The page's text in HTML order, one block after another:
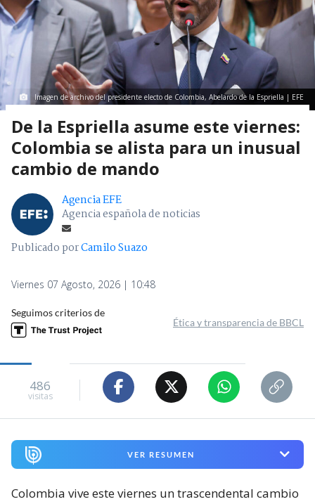
Imagen de archivo del presidente electo de Colombia, Abelardo de la Espriella | EFE
De la Espriella asume este viernes:
Colombia se alista para un inusual
cambio de mando
Agencia EFE
Agencia española de noticias
Publicado porCamilo Suazo
Viernes 07 Agosto, 2026 | 10:48
Seguimos criterios de
Ética y transparencia de BBCL
486
visitas
VER RESUMEN
Colombia vive este viernes un trascendental cambio